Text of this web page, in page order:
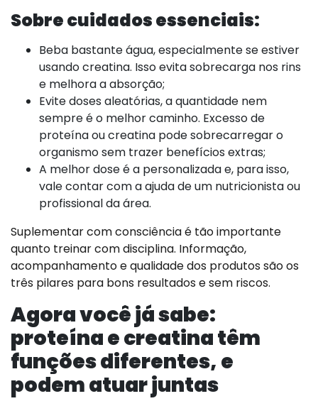
Sobre cuidados essenciais:
Beba bastante água, especialmente se estiver
usando creatina. Isso evita sobrecarga nos rins
e melhora a absorção;
Evite doses aleatórias, a quantidade nem
sempre é o melhor caminho. Excesso de
proteína ou creatina pode sobrecarregar o
organismo sem trazer benefícios extras;
A melhor dose é a personalizada e, para isso,
vale contar com a ajuda de um nutricionista ou
profissional da área.
Suplementar com consciência é tão importante
quanto treinar com disciplina. Informação,
acompanhamento e qualidade dos produtos são os
três pilares para bons resultados e sem riscos.
Agora você já sabe:
proteína e creatina têm
funções diferentes, e
podem atuar juntas